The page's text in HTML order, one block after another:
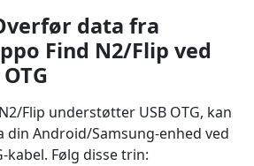
data fra
Find N2/Flip ved
Flip understøtter USB OTG, kan
Android/Samsung-enhed ved
kabel. Følg disse trin: